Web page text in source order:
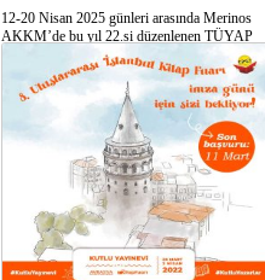
12-20 Nisan 2025 günleri arasında Merinos
AKKM’de bu yıl 22.si düzenlenen TÜYAP
Bursa Betik Sergisi‘ne Kutlu Yayınevi olarak
biz de 10 yazarımızla katıldık. Şimdiye değin
İstanbul başta olmak üzere Mersin, Ankara,
İzmir, Samsun...